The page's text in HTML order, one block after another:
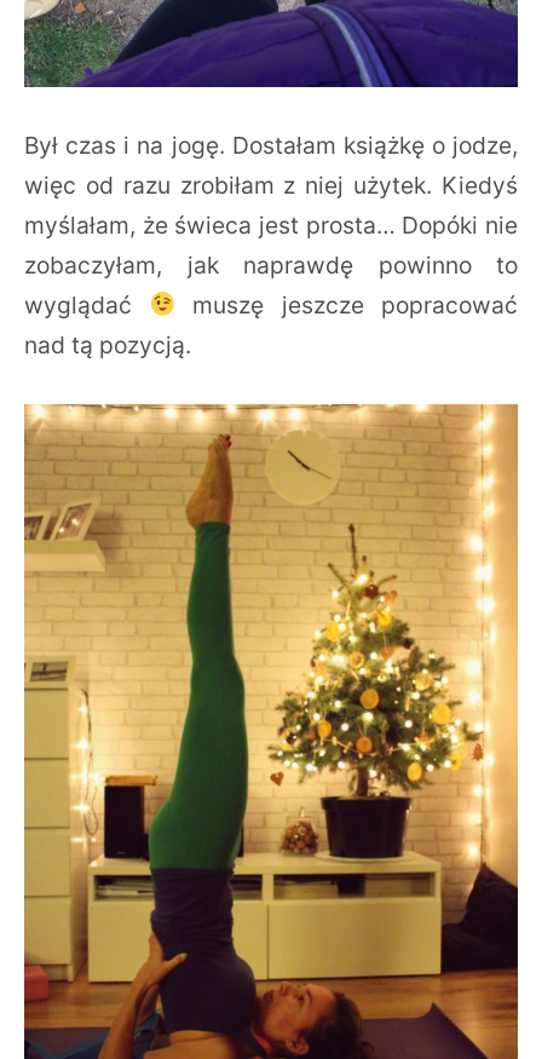
Był czas i na jogę. Dostałam książkę o jodze,
więc od razu zrobiłam z niej użytek. Kiedyś
myślałam, że świeca jest prosta… Dopóki nie
zobaczyłam, jak naprawdę powinno to
wyglądać
muszę jeszcze popracować
nad tą pozycją.